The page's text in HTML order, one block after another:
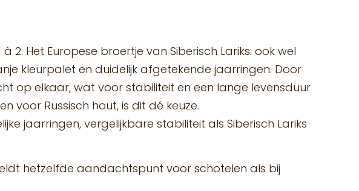
à 2. Het Europese broertje van Siberisch Lariks: ook wel
kleurpalet en duidelijk afgetekende jaarringen. Door
op elkaar, wat voor stabiliteit en een lange levensduur
voor Russisch hout, is dit dé keuze.
jaarringen, vergelijkbare stabiliteit als Siberisch Lariks
hetzelfde aandachtspunt voor schotelen als bij